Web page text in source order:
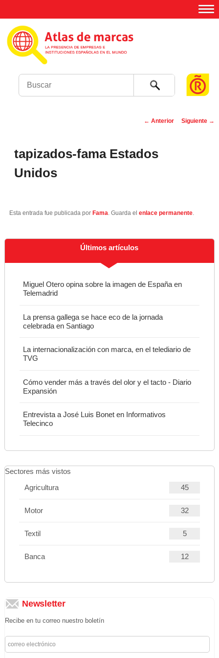
Buscar
← Anterior Siguiente →
tapizados-fama Estados
Unidos
Esta entrada fue publicada por Fama. Guarda el enlace permanente.
Últimos artículos
Miguel Otero opina sobre la imagen de España en
Telemadrid
La prensa gallega se hace eco de la jornada
celebrada en Santiago
La internacionalización con marca, en el telediario de
TVG
Cómo vender más a través del olor y el tacto - Diario
Expansión
Entrevista a José Luis Bonet en Informativos
Telecinco
Sectores más vistos
Agricultura
45
Motor 32
Textil 5
Banca 12
Newsletter
Recibe en tu correo nuestro boletín